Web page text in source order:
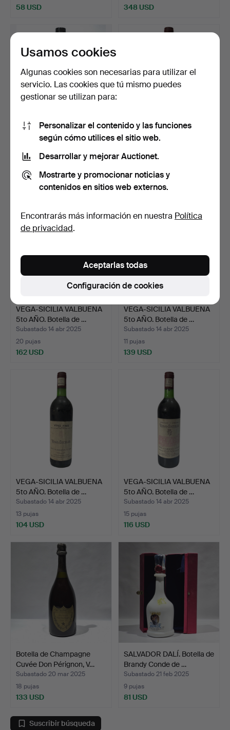
58 USD 348 USD
Armanyac Lafontan.
Subastado 9 jun 2025
1 puja
35 USD
VEGA-SICILIA VALBUENA
Subastado 13 may 2025
81 USD
VEGA-SICILIA VALBUENA
5to AÑO. Botella de …
Subastado 14 abr 2025
20 pujas
162 USD
VEGA-SICILIA VALBUENA
5to AÑO. Botella de …
Subastado 14 abr 2025
11 pujas
139 USD
VEGA-SICILIA VALBUENA
5to AÑO. Botella de …
Subastado 14 abr 2025
13 pujas
104 USD
VEGA-SICILIA VALBUENA
5to AÑO. Botella de …
Subastado 14 abr 2025
15 pujas
116 USD
Botella de Champagne
Cuvée Don Pérignon, V…
Subastado 20 mar 2025
18 pujas
133 USD
SALVADOR DALÍ. Botella de
Brandy Conde de …
Subastado 21 feb 2025
9 pujas
81 USD
Suscribir búsqueda
Usamos cookies
Algunas cookies son necesarias para utilizar el
servicio. Las cookies que tú mismo puedes
gestionar se utilizan para:
Personalizar el contenido y las funciones
según cómo utilices el sitio web.
Desarrollar y mejorar Auctionet.
Mostrarte y promocionar noticias y
contenidos en sitios web externos.
Encontrarás más información en nuestra Política
de privacidad.
Configuración de cookies
Aceptarlas todas